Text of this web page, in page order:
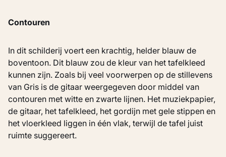
Contouren
In dit schilderij voert een krachtig, helder blauw de
boventoon. Dit blauw zou de kleur van het tafelkleed
kunnen zijn. Zoals bij veel voorwerpen op de stillevens
van Gris is de gitaar weergegeven door middel van
contouren met witte en zwarte lijnen. Het muziekpapier,
de gitaar, het tafelkleed, het gordijn met gele stippen en
het vloerkleed liggen in één vlak, terwijl de tafel juist
ruimte suggereert.